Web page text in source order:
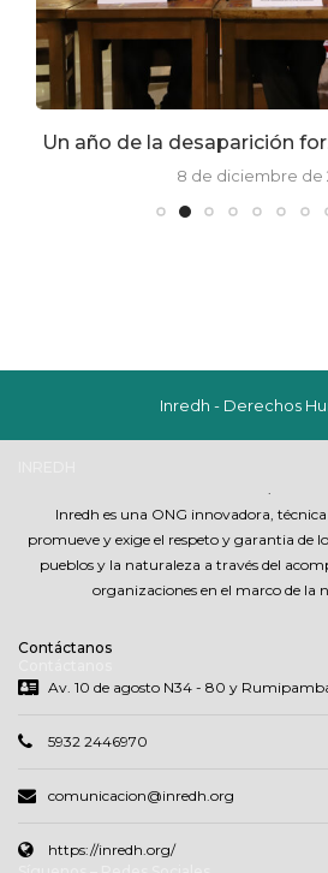
Un año de la desaparición
8 de diciembre de
Inredh - Derechos
Inredh es una ONG innovadora,
promueve y exige el respeto y garantia de
pueblos y la naturaleza a través del
organizaciones en el marco de la
Contáctanos
Av. 10 de agosto N34 - 80 y
5932 2446970
comunicacion@inredh.org
https://inredh.org/